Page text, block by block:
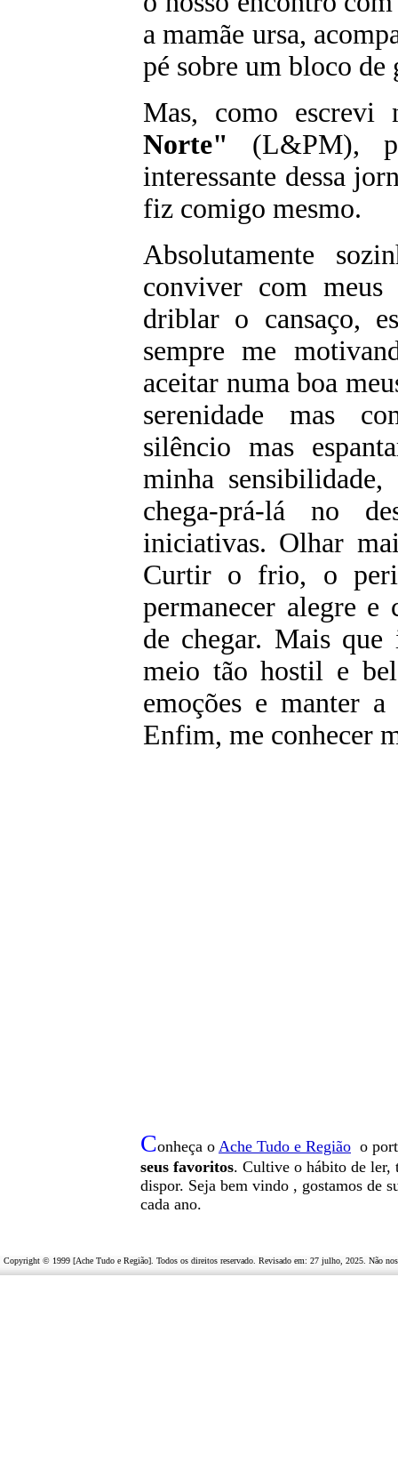
a mamãe ursa,
pé sobre um bloco
Mas, como
Norte" (L&PM),
interessante dessa
fiz comigo mesmo.
Absolutamente
conviver com meus
driblar o cansaço,
sempre me
aceitar numa boa
serenidade mas
silêncio mas
minha
chega-prá-lá no
iniciativas. Olhar
Curtir o frio, o
permanecer alegre e
de chegar. Mais que
meio tão hostil e
emoções e manter
Enfim, me conhecer
Conheça o Ache Tudo e Região o
seus favoritos. Cultive o hábito de ler,
dispor. Seja bem vindo , gostamos de
cada ano.
Copyright © 1999 [Ache Tudo e Região]. Todos os direitos reservado. Revisado em: 27 julho, 2025 . Não